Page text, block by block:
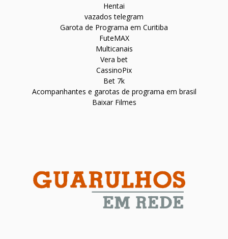
Hentai
vazados telegram
Garota de Programa em Curitiba
FuteMAX
Multicanais
Vera bet
CassinoPix
Bet 7k
Acompanhantes e garotas de programa em brasil
Baixar Filmes